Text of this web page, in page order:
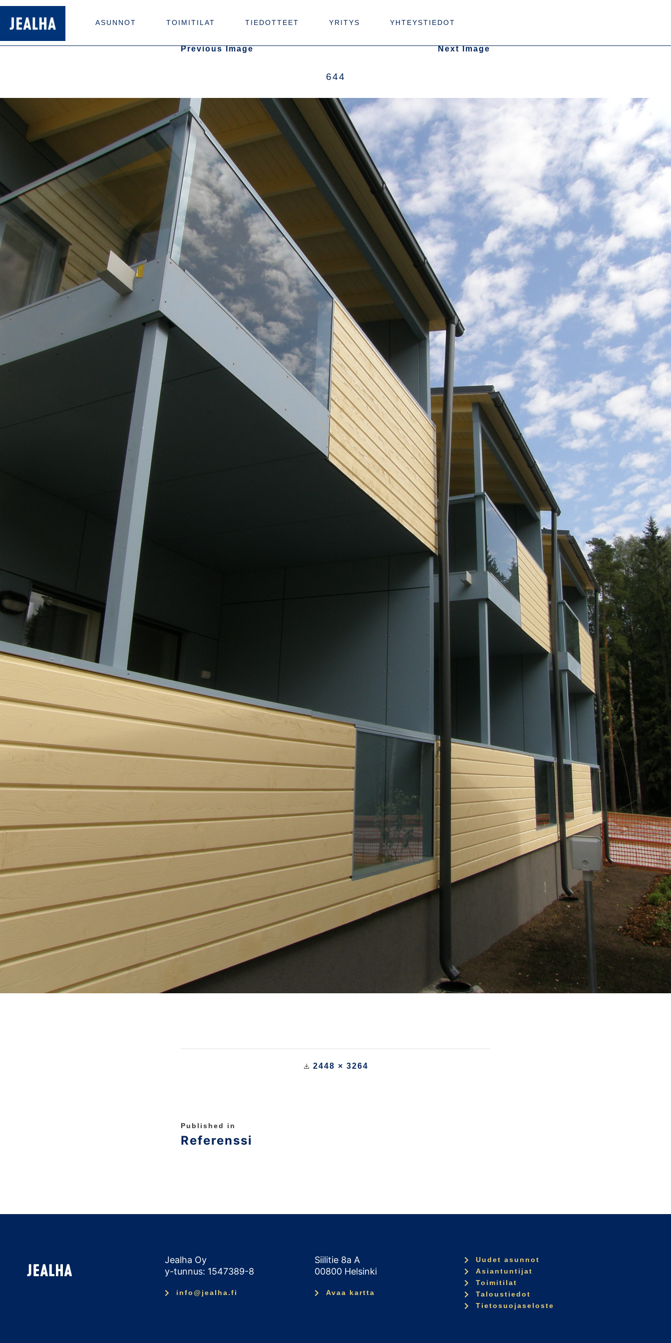
ASUNNOT TOIMITILAT TIEDOTTEET YRITYS YHTEYSTIEDOT
Previous Image Next Image
644
2448 × 3264
Published in
Referenssi
Jealha Oy
y-tunnus: 1547389-8
info@jealha.fi
Siilitie 8a A
00800 Helsinki
Avaa kartta
Uudet asunnot
Asiantuntijat
Toimitilat
Taloustiedot
Tietosuojaseloste